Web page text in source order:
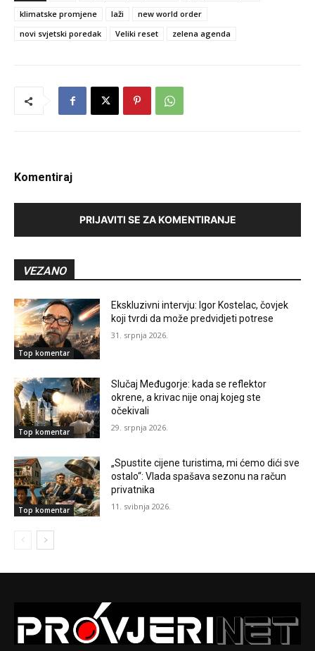
klimatske promjene
laži
new world order
novi svjetski poredak
Veliki reset zelena agenda
Komentiraj
PRIJAVITI SE ZA KOMENTIRANJE
VEZANO
Top komentar
Ekskluzivni intervju: Igor Kostelac, čovjek
koji tvrdi da može predvidjeti potrese
31. srpnja 2026.
Top komentar
Slučaj Međugorje: kada se reflektor
okrene, a krivac nije onaj kojeg ste
očekivali
29. srpnja 2026.
Top komentar
„Spustite cijene turistima, mi ćemo dići sve
ostalo“: Vlada spašava sezonu na račun
privatnika
11. svibnja 2026.